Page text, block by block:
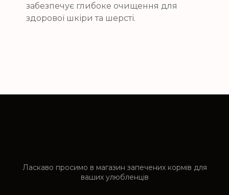
забезпечує глибоке очищення для
здорової шкіри та шерсті.
Ласкаво просимо в магазин запечених кормів для
ваших улюбленців